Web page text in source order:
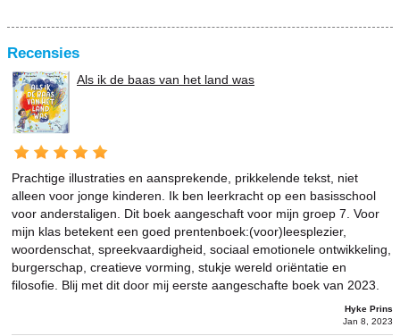
Recensies
Als ik de baas van het land was
Prachtige illustraties en aansprekende, prikkelende tekst, niet
alleen voor jonge kinderen. Ik ben leerkracht op een basisschool
voor anderstaligen. Dit boek aangeschaft voor mijn groep 7. Voor
mijn klas betekent een goed prentenboek:(voor)leesplezier,
woordenschat, spreekvaardigheid, sociaal emotionele ontwikkeling,
burgerschap, creatieve vorming, stukje wereld oriëntatie en
filosofie. Blij met dit door mij eerste aangeschafte boek van 2023.
Hyke Prins
Jan 8, 2023